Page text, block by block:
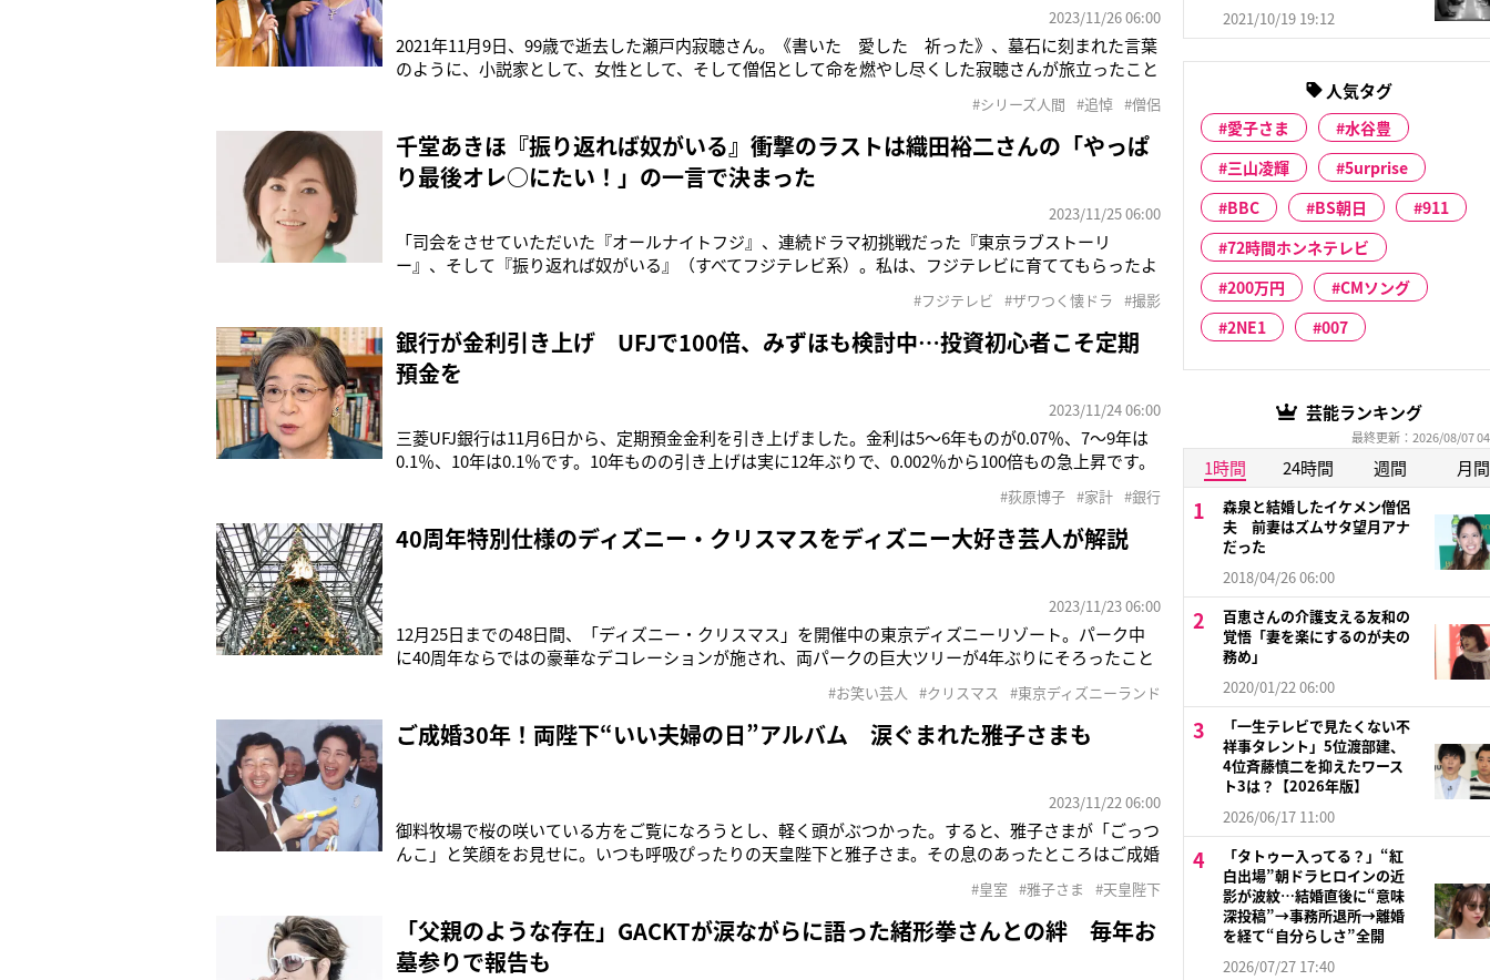
2023/11/26 06:00
2021年11月9日、99歳で逝去した瀬戸内寂聴さん。《書いた 愛した 祈った》、墓石に刻まれた言葉
のように、小説家として、女性として、そして僧侶として命を燃やし尽くした寂聴さんが旅立ったこと
と、「いま寂聴さんといっしょにしたいこと」「いま寂聴さんにお願いしたいこと」を語ったーー。
#シリーズ人間 #追悼 #僧侶
千堂あきほ『振り返れば奴がいる』衝撃のラストは織田裕二さんの「やっぱ
り最後オレ○にたい！」の一言で決まった
2023/11/25 06:00
「司会をさせていただいた『オールナイトフジ』、連続ドラマ初挑戦だった『東京ラブストーリ
ー』、そして『振り返れば奴がいる』（すべてフジテレビ系）。私は、フジテレビに育ててもらったよ
る『振り返れば奴がいる』は、大病院を舞台に、織田演じる孤高の天才医師・司馬と、石黒賢（57）
演じる人
#フジテレビ #ザワつく懐ドラ #撮影
銀行が金利引き上げ UFJで100倍、みずほも検討中…投資初心者こそ定期
預金を
2023/11/24 06:00
三菱UFJ銀行は11月6日から、定期預金金利を引き上げました。金利は5～6年ものが0.07％、7～9年は
0.1％、10年は0.1％です。10年ものの引き上げは実に12年ぶりで、0.002％から100倍もの急上昇です。
#荻原博子 #家計 #銀行
40周年特別仕様のディズニー・クリスマスをディズニー大好き芸人が解説
2023/11/23 06:00
12月25日までの48日間、「ディズニー・クリスマス」を開催中の東京ディズニーリゾート。パーク中
に40周年ならではの豪華なデコレーションが施され、両パークの巨大ツリーが4年ぶりにそろったこと
芸人・おべんとばこさんが徹底解説します♪ ■デコレーション 【東京
#お笑い芸人 #クリスマス #東京ディズニーランド
ご成婚30年！両陛下“いい夫婦の日”アルバム 涙ぐまれた雅子さまも
2023/11/22 06:00
御料牧場で桜の咲いている方をご覧になろうとし、軽く頭がぶつかった。すると、雅子さまが「ごっつ
んこ」と笑顔をお見せに。いつも呼吸ぴったりの天皇陛下と雅子さま。その息のあったところはご成婚
が、お互いに感謝の気持ちを持って、この日をお過ごしになるのではないだろうか。ご成婚からのお心
の通じあった名場面を写真で振
#皇室 #雅子さま #天皇陛下
「父親のような存在」GACKTが涙ながらに語った緒形拳さんとの絆 毎年お
墓参りで報告も
2021/10/19 19:12
人気タグ
愛子さま
水谷豊
三山凌輝
5urprise
BBC
BS朝日
911
72時間ホンネテレビ
200万円
CMソング
2NE1
007
芸能ランキング
最終更新：2026/08/07
1時間 24時間 週間 月間
森泉と結婚したイケメン僧侶
夫 前妻はズムサタ望月アナ
だった
2018/04/26 06:00
百恵さんの介護支える友和の
覚悟「妻を楽にするのが夫の
務め」
2020/01/22 06:00
「一生テレビで見たくない不
祥事タレント」5位渡部建、
4位斉藤慎二を抑えたワース
ト3は？【2026年版】
2026/06/17 11:00
「タトゥー入ってる？」“紅
白出場”朝ドラヒロインの近
影が波紋…結婚直後に“意味
深投稿”→事務所退所→離婚
を経て“自分らしさ”全開
2026/07/27 17:40